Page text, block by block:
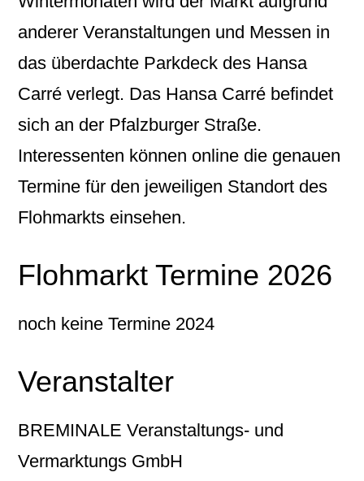
anderer Veranstaltungen und Messen in
das überdachte Parkdeck des Hansa
Carré verlegt. Das Hansa Carré befindet
sich an der Pfalzburger Straße.
Interessenten können online die genauen
Termine für den jeweiligen Standort des
Flohmarkts einsehen.
Flohmarkt Termine 2026
noch keine Termine 2024
Veranstalter
BREMINALE Veranstaltungs- und
Vermarktungs GmbH